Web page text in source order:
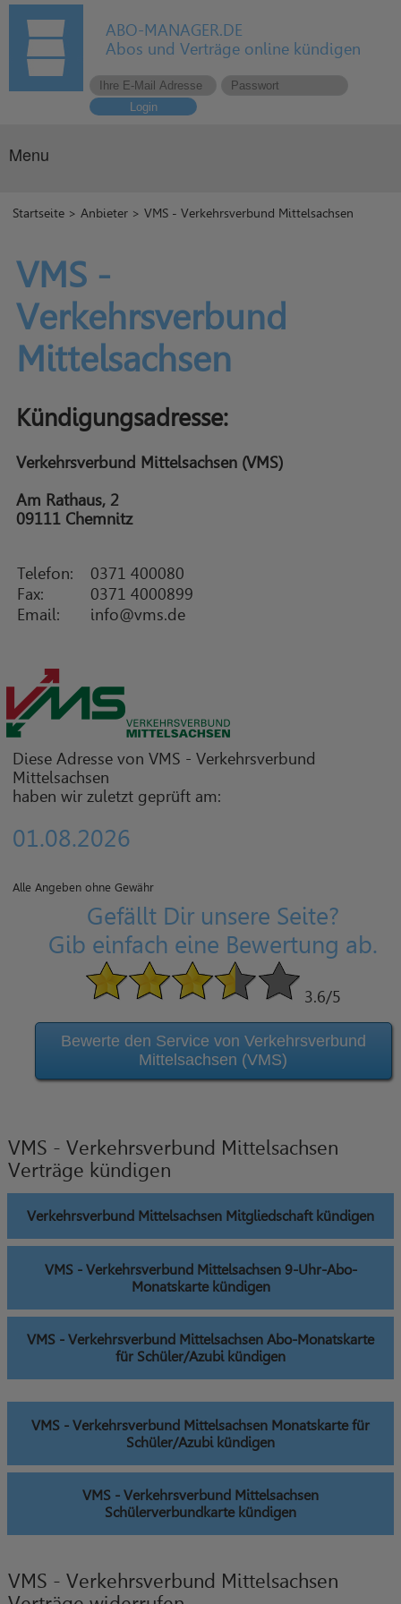
ABO-MANAGER.DE
Abos und Verträge online kündigen
Login
Menu
Startseite >Anbieter > VMS - Verkehrsverbund Mittelsachsen
VMS -
Verkehrsverbund
Mittelsachsen
Kündigungsadresse:
Verkehrsverbund Mittelsachsen (VMS)
Am Rathaus, 2
09111 Chemnitz
Telefon:
0371 400080
Fax:
0371 4000899
Email:
info@vms.de
Diese Adresse von VMS - Verkehrsverbund
Mittelsachsen
haben wir zuletzt geprüft am:
01.08.2026
Alle Angeben ohne Gewähr
Gefällt Dir unsere Seite?
Gib einfach eine Bewertung ab.
3.6/5
Bewerte den Service von Verkehrsverbund
Mittelsachsen (VMS)
VMS - Verkehrsverbund Mittelsachsen
Verträge kündigen
Verkehrsverbund Mittelsachsen Mitgliedschaft kündigen
VMS - Verkehrsverbund Mittelsachsen 9-Uhr-Abo-
Monatskarte kündigen
VMS - Verkehrsverbund Mittelsachsen Abo-Monatskarte
für Schüler/Azubi kündigen
VMS - Verkehrsverbund Mittelsachsen Monatskarte für
Schüler/Azubi kündigen
VMS - Verkehrsverbund Mittelsachsen
Schülerverbundkarte kündigen
VMS - Verkehrsverbund Mittelsachsen